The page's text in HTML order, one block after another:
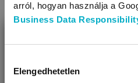
arról, hogyan használja a
Business Data
kiválasztása
Elengedhetetlen
Kabátok
Úgy látjuk, most